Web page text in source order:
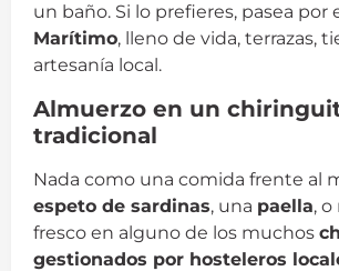
un baño. Si lo prefieres, pasea por
Marítimo, lleno de vida, terrazas,
artesanía local.
Almuerzo en un
tradicional
Nada como una comida frente al
espeto de sardinas, una paella,
fresco en alguno de los muchos
gestionados por hosteleros